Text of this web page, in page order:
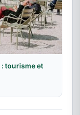
tourisme et